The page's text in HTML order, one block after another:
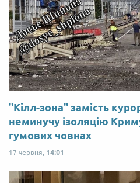
"Кілл-зона" замість
неминучу ізоляцію
гумових човнах
17 червня, 14:01